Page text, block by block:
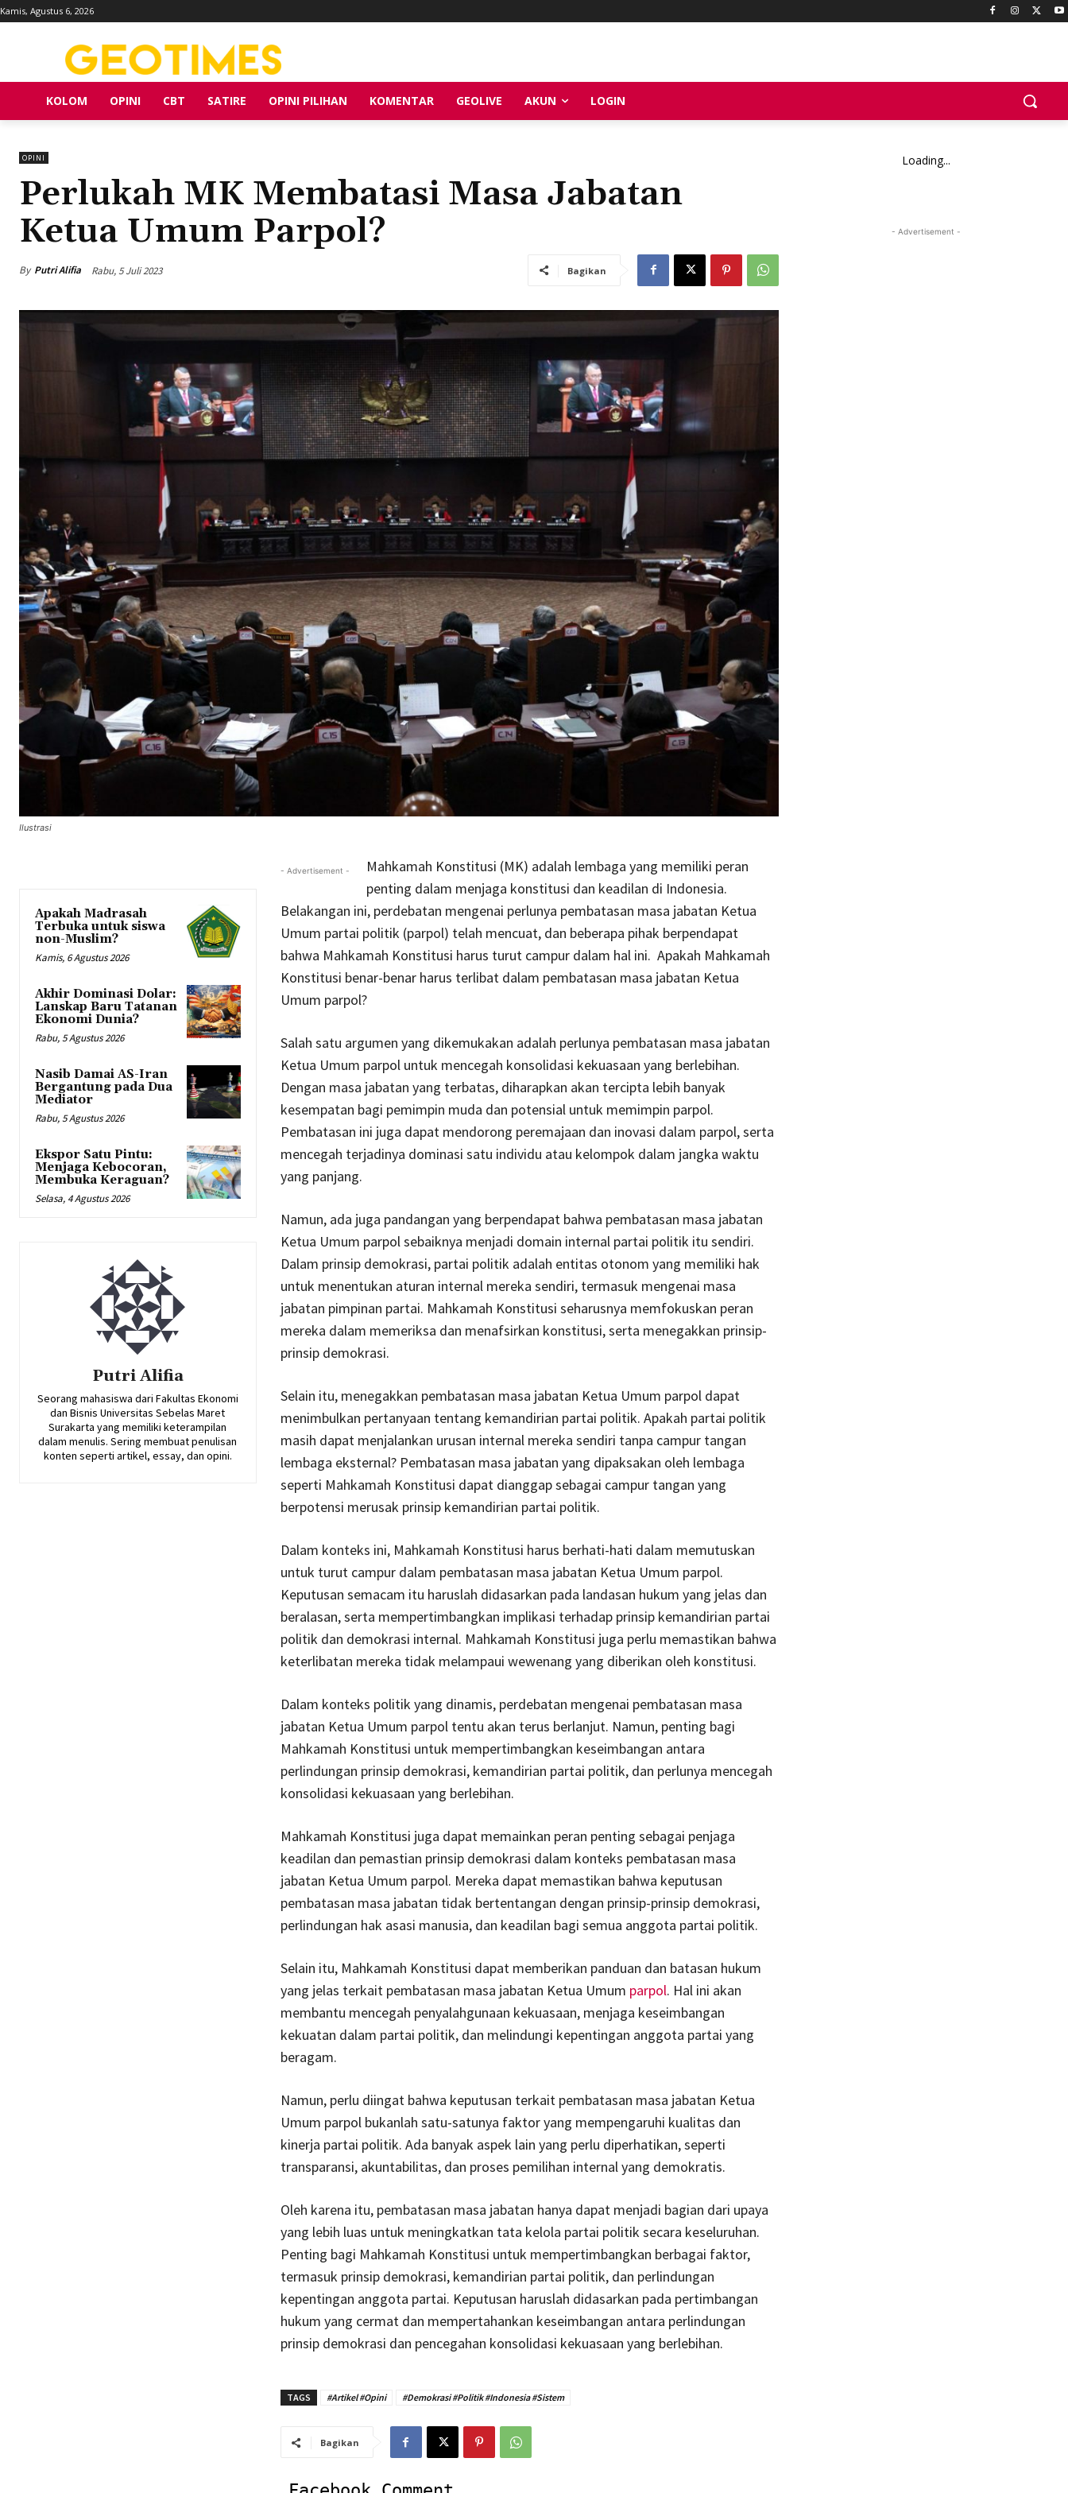
Kamis, Agustus 6, 2026
KOLOM OPINI CBT SATIRE OPINI PILIHAN KOMENTAR GEOLIVE AKUN LOGIN
OPINI
Perlukah MK Membatasi Masa Jabatan
Ketua Umum Parpol?
By Putri Alifia Rabu, 5 Juli 2023 Bagikan
Ilustrasi
Apakah Madrasah
Terbuka untuk siswa
non-Muslim?
Kamis, 6 Agustus 2026
Akhir Dominasi Dolar:
Lanskap Baru Tatanan
Ekonomi Dunia?
Rabu, 5 Agustus 2026
Nasib Damai AS-Iran
Bergantung pada Dua
Mediator
Rabu, 5 Agustus 2026
Ekspor Satu Pintu:
Menjaga Kebocoran,
Membuka Keraguan?
Selasa, 4 Agustus 2026
Putri Alifia
Seorang mahasiswa dari Fakultas Ekonomi
dan Bisnis Universitas Sebelas Maret
Surakarta yang memiliki keterampilan
dalam menulis. Sering membuat penulisan
konten seperti artikel, essay, dan opini.
- Advertisement -
Mahkamah Konstitusi (MK) adalah lembaga yang memiliki peran
penting dalam menjaga konstitusi dan keadilan di Indonesia.
Belakangan ini, perdebatan mengenai perlunya pembatasan masa jabatan Ketua
Umum partai politik (parpol) telah mencuat, dan beberapa pihak berpendapat
bahwa Mahkamah Konstitusi harus turut campur dalam hal ini. Apakah Mahkamah
Konstitusi benar-benar harus terlibat dalam pembatasan masa jabatan Ketua
Umum parpol?
Salah satu argumen yang dikemukakan adalah perlunya pembatasan masa jabatan
Ketua Umum parpol untuk mencegah konsolidasi kekuasaan yang berlebihan.
Dengan masa jabatan yang terbatas, diharapkan akan tercipta lebih banyak
kesempatan bagi pemimpin muda dan potensial untuk memimpin parpol.
Pembatasan ini juga dapat mendorong peremajaan dan inovasi dalam parpol, serta
mencegah terjadinya dominasi satu individu atau kelompok dalam jangka waktu
yang panjang.
Namun, ada juga pandangan yang berpendapat bahwa pembatasan masa jabatan
Ketua Umum parpol sebaiknya menjadi domain internal partai politik itu sendiri.
Dalam prinsip demokrasi, partai politik adalah entitas otonom yang memiliki hak
untuk menentukan aturan internal mereka sendiri, termasuk mengenai masa
jabatan pimpinan partai. Mahkamah Konstitusi seharusnya memfokuskan peran
mereka dalam memeriksa dan menafsirkan konstitusi, serta menegakkan prinsip-
prinsip demokrasi.
Selain itu, menegakkan pembatasan masa jabatan Ketua Umum parpol dapat
menimbulkan pertanyaan tentang kemandirian partai politik. Apakah partai politik
masih dapat menjalankan urusan internal mereka sendiri tanpa campur tangan
lembaga eksternal? Pembatasan masa jabatan yang dipaksakan oleh lembaga
seperti Mahkamah Konstitusi dapat dianggap sebagai campur tangan yang
berpotensi merusak prinsip kemandirian partai politik.
Dalam konteks ini, Mahkamah Konstitusi harus berhati-hati dalam memutuskan
untuk turut campur dalam pembatasan masa jabatan Ketua Umum parpol.
Keputusan semacam itu haruslah didasarkan pada landasan hukum yang jelas dan
beralasan, serta mempertimbangkan implikasi terhadap prinsip kemandirian partai
politik dan demokrasi internal. Mahkamah Konstitusi juga perlu memastikan bahwa
keterlibatan mereka tidak melampaui wewenang yang diberikan oleh konstitusi.
Dalam konteks politik yang dinamis, perdebatan mengenai pembatasan masa
jabatan Ketua Umum parpol tentu akan terus berlanjut. Namun, penting bagi
Mahkamah Konstitusi untuk mempertimbangkan keseimbangan antara
perlindungan prinsip demokrasi, kemandirian partai politik, dan perlunya mencegah
konsolidasi kekuasaan yang berlebihan.
Mahkamah Konstitusi juga dapat memainkan peran penting sebagai penjaga
keadilan dan pemastian prinsip demokrasi dalam konteks pembatasan masa
jabatan Ketua Umum parpol. Mereka dapat memastikan bahwa keputusan
pembatasan masa jabatan tidak bertentangan dengan prinsip-prinsip demokrasi,
perlindungan hak asasi manusia, dan keadilan bagi semua anggota partai politik.
Selain itu, Mahkamah Konstitusi dapat memberikan panduan dan batasan hukum
yang jelas terkait pembatasan masa jabatan Ketua Umum parpol. Hal ini akan
membantu mencegah penyalahgunaan kekuasaan, menjaga keseimbangan
kekuatan dalam partai politik, dan melindungi kepentingan anggota partai yang
beragam.
Namun, perlu diingat bahwa keputusan terkait pembatasan masa jabatan Ketua
Umum parpol bukanlah satu-satunya faktor yang mempengaruhi kualitas dan
kinerja partai politik. Ada banyak aspek lain yang perlu diperhatikan, seperti
transparansi, akuntabilitas, dan proses pemilihan internal yang demokratis.
Oleh karena itu, pembatasan masa jabatan hanya dapat menjadi bagian dari upaya
yang lebih luas untuk meningkatkan tata kelola partai politik secara keseluruhan.
Penting bagi Mahkamah Konstitusi untuk mempertimbangkan berbagai faktor,
termasuk prinsip demokrasi, kemandirian partai politik, dan perlindungan
kepentingan anggota partai. Keputusan haruslah didasarkan pada pertimbangan
hukum yang cermat dan mempertahankan keseimbangan antara perlindungan
prinsip demokrasi dan pencegahan konsolidasi kekuasaan yang berlebihan.
TAGS #Artikel #Opini #Demokrasi #Politik #Indonesia #Sistem
Bagikan
Loading...
- Advertisement -